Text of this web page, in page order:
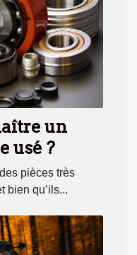
un
usé ?
pièces très
bien qu’ils...